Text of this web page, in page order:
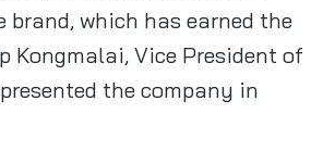
brand, which has earned the
Kongmalai, Vice President of
the company in